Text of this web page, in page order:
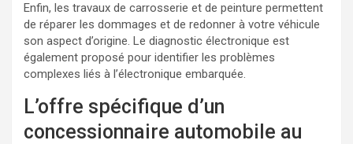
Enfin, les travaux de carrosserie et de peinture permettent
de réparer les dommages et de redonner à votre véhicule
son aspect d’origine. Le diagnostic électronique est
également proposé pour identifier les problèmes
complexes liés à l’électronique embarquée.
L’offre spécifique d’un
concessionnaire automobile au